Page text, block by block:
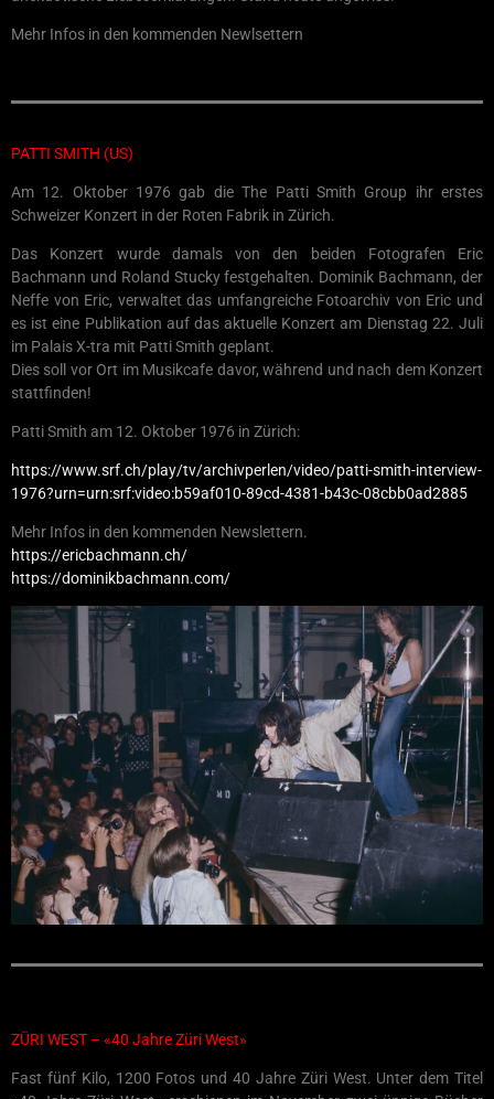
Mehr Infos in den kommenden Newlsettern
PATTI SMITH (US)
Am 12. Oktober 1976 gab die The Patti Smith Group ihr erstes
Schweizer Konzert in der Roten Fabrik in Zürich.
Das Konzert wurde damals von den beiden Fotografen Eric
Bachmann und Roland Stucky festgehalten. Dominik Bachmann, der
Neffe von Eric, verwaltet das umfangreiche Fotoarchiv von Eric und
es ist eine Publikation auf das aktuelle Konzert am Dienstag 22. Juli
im Palais X-tra mit Patti Smith geplant.
Dies soll vor Ort im Musikcafe davor, während und nach dem Konzert
stattfinden!
Patti Smith am 12. Oktober 1976 in Zürich:
https://www.srf.ch/play/tv/archivperlen/video/patti-smith-interview-
1976?urn=urn:srf:video:b59af010-89cd-4381-b43c-08cbb0ad2885
Mehr Infos in den kommenden Newslettern.
https://ericbachmann.ch/
https://dominikbachmann.com/
ZÜRI WEST – «40 Jahre Züri West»
Fast fünf Kilo, 1200 Fotos und 40 Jahre Züri West. Unter dem Titel